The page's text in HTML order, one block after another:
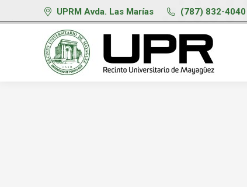
UPRM Avda. Las Marías (787) 832-4040